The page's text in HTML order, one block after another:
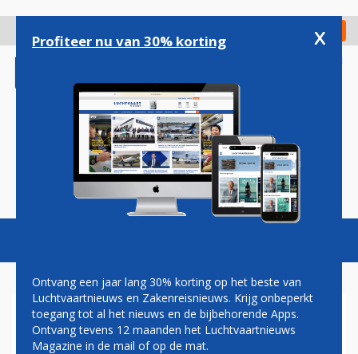
gaan
Check in
Magazine Podcasts Vacatures
IATA
Profiteer nu van 30% korting x
Ontvang een jaar lang 30% korting op het beste van
Luchtvaartnieuws en Zakenreisnieuws. Krijg onbeperkt
toegang tot al het nieuws en de bijbehorende Apps.
Ontvang tevens 12 maanden het Luchtvaartnieuws
Magazine in de mail of op de mat.